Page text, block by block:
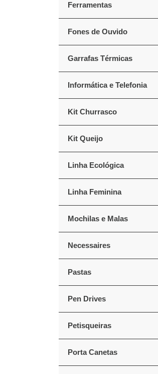
Ferramentas
Fones de Ouvido
Garrafas Térmicas
Informática e Telefonia
Kit Churrasco
Kit Queijo
Linha Ecológica
Linha Feminina
Mochilas e Malas
Necessaires
Pastas
Pen Drives
Petisqueiras
Porta Canetas